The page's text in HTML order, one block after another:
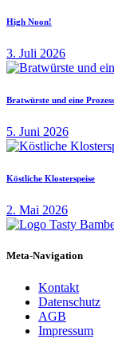
High Noon!
3. Juli 2026
Bratwürste und eine
5. Juni 2026
Köstliche Klosterspeise
2. Mai 2026
Meta-Navigation
Kontakt
Datenschutz
AGB
Impressum